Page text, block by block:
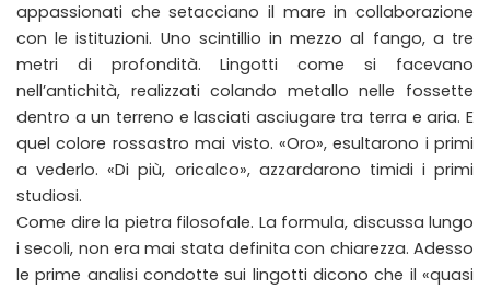
appassionati che setacciano il mare in collaborazione
con le istituzioni. Uno scintillio in mezzo al fango, a tre
metri di profondità. Lingotti come si facevano
nell’antichità, realizzati colando metallo nelle fossette
dentro a un terreno e lasciati asciugare tra terra e aria. E
quel colore rossastro mai visto. «Oro», esultarono i primi
a vederlo. «Di più, oricalco», azzardarono timidi i primi
studiosi.
Come dire la pietra filosofale. La formula, discussa lungo
i secoli, non era mai stata definita con chiarezza. Adesso
le prime analisi condotte sui lingotti dicono che il «quasi